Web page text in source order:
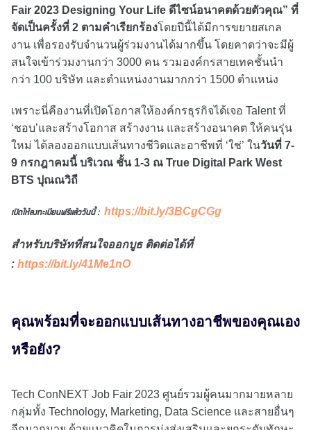
Fair 2023 Designing Your Life ดีไซน์อนาคตด้วยตัวคุณ” ที่
จัดเป็นครั้งที่ 2 ตามคำเรียกร้องโดยปีนี้ได้มีการขยายสเกล
งาน เพื่อรองรับจำนวนผู้ร่วมงานได้มากขึ้น โดยคาดว่าจะมีผู้
สนใจเข้าร่วมงานกว่า 3000 คน รวมองค์กรสายเทคชั้นนำ
กว่า 100 บริษัท และตำแหน่งงานมากกว่า 1500 ตำแหน่ง
เพราะนี่คืองานที่เปิดโอกาสให้องค์กรธุรกิจได้เจอ Talent ที่
‘ชอบ’และสร้างโอกาส สร้างงาน และสร้างอนาคต ให้คนรุ่น
ใหม่ ได้ลองออกแบบเส้นทางชีวิตและอาชีพที่ ‘ใช่’ ในวันที่ 7-
9 กรกฎาคมนี้ บริเวณ ชั้น 1-3 ณ True Digital Park West
BTS ปุณณวิถี
เปิดให้ลงทะเบียนฟรีแล้ววันนี้ : https://bit.ly/3BCgCGg
สำหรับบริษัทที่สนใจออกบูธ ติดต่อได้ที่
: https://bit.ly/41Me1nO
คุณพร้อมที่จะออกแบบเส้นทางอาชีพของคุณเอง
หรือยัง?
Tech ConNEXT Job Fair 2023 ศูนย์รวมผู้คนมากมายหลาย
กลุ่มทั้ง Technology, Marketing, Data Science และสายอื่นๆ